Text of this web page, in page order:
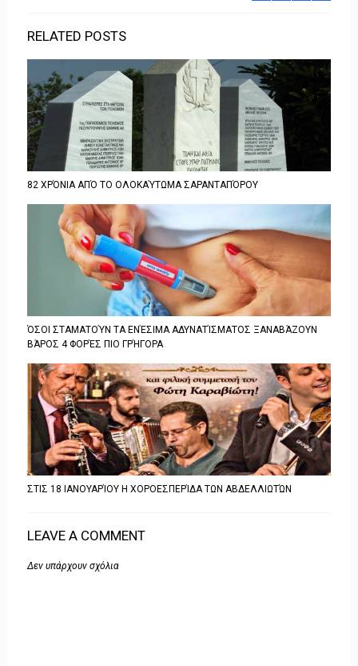
RELATED POSTS
82 ΧΡΌΝΙΑ ΑΠΌ ΤΟ ΟΛΟΚΑΎΤΩΜΑ ΣΑΡΑΝΤΑΠΌΡΟΥ
ΌΣΟΙ ΣΤΑΜΑΤΟΎΝ ΤΑ ΕΝΈΣΙΜΑ ΑΔΥΝΑΤΊΣΜΑΤΟΣ ΞΑΝΑΒΆΖΟΥΝ
ΒΆΡΟΣ 4 ΦΟΡΈΣ ΠΙΟ ΓΡΉΓΟΡΑ
ΣΤΙΣ 18 ΙΑΝΟΥΑΡΊΟΥ Η ΧΟΡΟΕΣΠΕΡΊΔΑ ΤΩΝ ΑΒΔΕΛΛΙΩΤΏΝ
LEAVE A COMMENT
Δεν υπάρχουν σχόλια